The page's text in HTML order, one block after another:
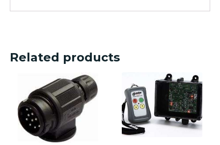
Related products